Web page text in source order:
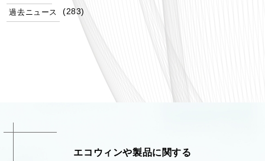
過去ニュース (283)
エコウィンや製品に関する